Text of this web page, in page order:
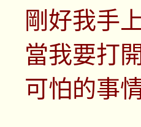
剛好我手
當我要打
可怕的事